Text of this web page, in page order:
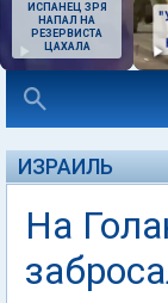
ИСПАНЕЦ ЗРЯ
НАПАЛ НА
РЕЗЕРВИСТА
ЦАХАЛА
ИЗРАИЛЬ
На